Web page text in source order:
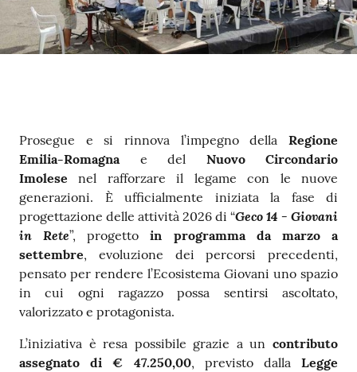
Contenuto
Prosegue e si rinnova l’impegno della Regione
Emilia-Romagnae del Nuovo Circondario
Imolese nel rafforzare il legame con le nuove
generazioni. È ufficialmente iniziata la fase di
progettazione delle attività 2026 di “Geco 14 - Giovani
in Rete”, progetto in programma da marzo a
settembre, evoluzione dei percorsi precedenti,
pensato per rendere l’Ecosistema Giovani uno spazio
in cui ogni ragazzo possa sentirsi ascoltato,
valorizzato e protagonista.
L’iniziativa è resa possibile grazie a un contributo
assegnato di € 47.250,00, previsto dalla Legge